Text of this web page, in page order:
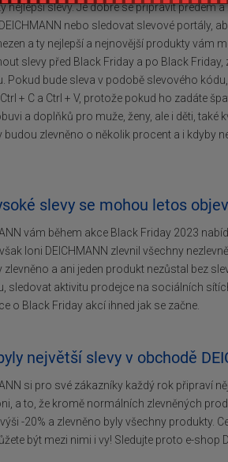
nejlepší slevy. Je dobré se připravit
nebo sledovat slevové portály,
a ty nejlepší a nejnovější produkty vám
slevy před Black Friday a po Black
Pokud bude sleva v podobě slevového
+ C a Ctrl + V, protože pokud ho zadáte
a doplňků pro muže, ženy, ale i děti,
budou zlevněno o několik procent a i kdyby
slevy se mohou letos
vám během akce Black Friday 2023
loni DEICHMANN zlevnil všechny
zlevněno a ani jeden produkt nezůstal bez
sledovat aktivitu prodejce na sociálních
o Black Friday akcí ihned jak se začne.
největší slevy v obchodě
si pro své zákazníky každý rok připraví
a to, že kromě normálních zlevněných
-20% a zlevněno byly všechny produkty.
být mezi nimi i vy! Sledujte proto e-